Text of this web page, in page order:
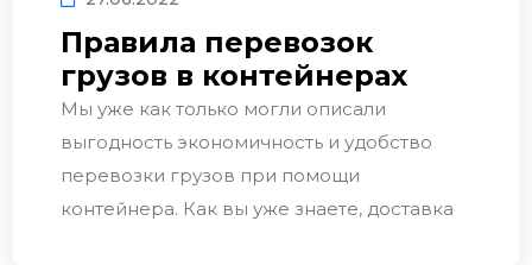
Правила перевозок
грузов в контейнерах
Мы уже как только могли описали
выгодность экономичность и удобство
перевозки грузов при помощи
контейнера. Как вы уже знаете, доставка